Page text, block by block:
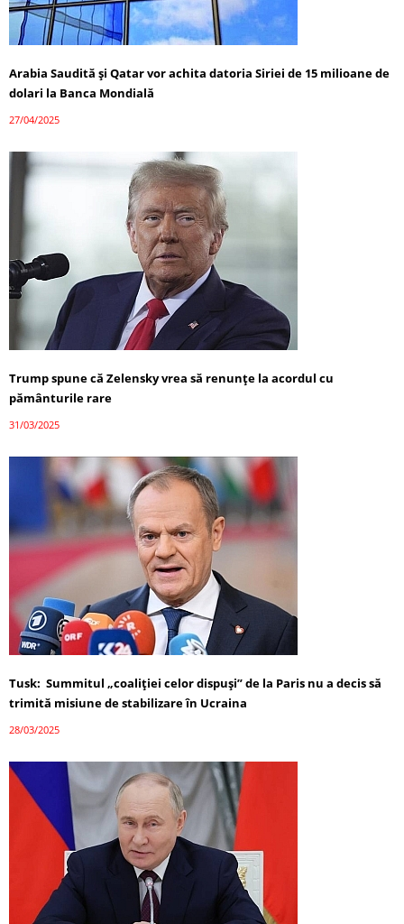
Arabia Saudită și Qatar vor achita datoria Siriei de 15 milioane de
dolari la Banca Mondială
27/04/2025
Trump spune că Zelensky vrea să renunțe la acordul cu
pământurile rare
31/03/2025
Tusk: Summitul „coaliției celor dispuși” de la Paris nu a decis să
trimită misiune de stabilizare în Ucraina
28/03/2025